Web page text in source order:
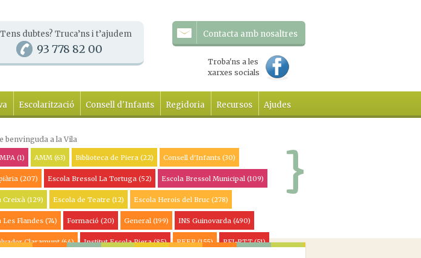
Tens dubtes? Truca’ns i t’ajudem
93 778 82 00
Contacta amb nosaltres
Troba'ns a les
xarxes socials
Escolarització Consell d'Infants Regidoria Recursos Ajudes
benvinguda a la Vila
(1) AMM (63) Biblioteca de Piera (22) Consell d'Infants (30)
(207) Escola Bressol La Tortuga (52) Escola Bressol Municipal (109)
Creixà (129) Escola de Teatre (12) Escola Herois del Bruc (278)
Les Flandes (74) Formació (20) General (199) INS Guinovarda (490)
Claramunt (64) Institut Escola Piera(85) PEEP(155) PFI-PTT(51)